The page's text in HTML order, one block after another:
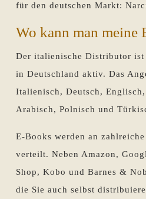
für den deutschen Markt:
Wo kann man meine
Der italienische Distributor ist
in Deutschland aktiv. Das
Italienisch, Deutsch,
Arabisch, Polnisch und
E-Books werden an
verteilt. Neben Amazon,
Shop, Kobo und Barnes &
die Sie auch selbst